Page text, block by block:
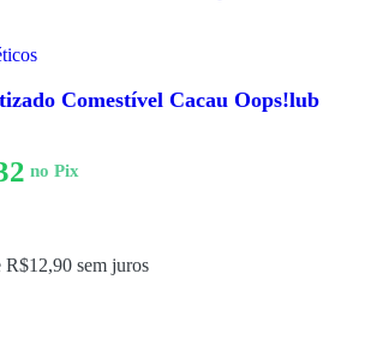
Comestível Cacau Oops!lub
R$12,90 sem juros
no Pix